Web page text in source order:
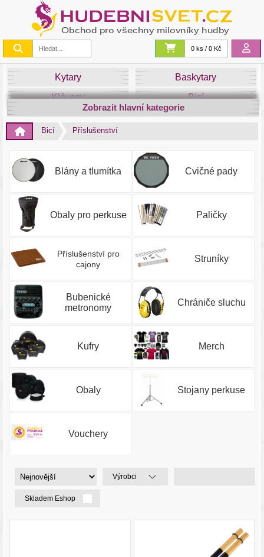
0 ks / 0 Kč
Kytary
Baskytary
Klávesy
Bicí
Smyčce
Dechy
Zobrazit hlavní kategorie
Bicí Příslušenství
Blány a tlumítka Cvičné pady
Obaly pro perkuse Paličky
Příslušenství pro
cajony
Struníky
Bubenické
metronomy
Chrániče sluchu
Kufry Merch
Obaly Stojany perkuse
Vouchery
Výrobci
Skladem Eshop